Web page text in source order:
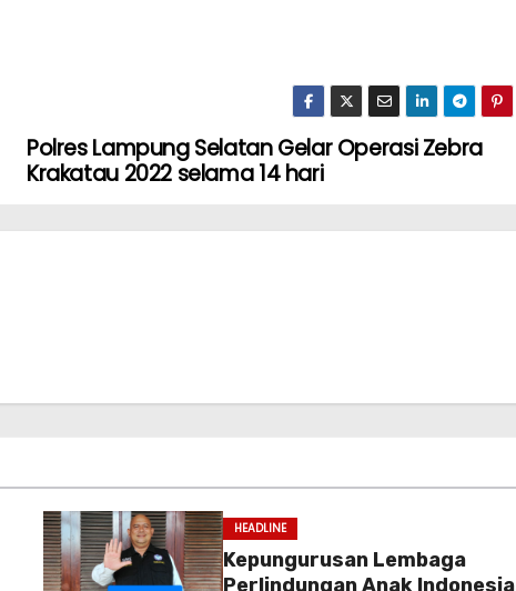
Polres Lampung Selatan Gelar Operasi Zebra
Krakatau 2022 selama 14 hari
HEADLINE
Kepungurusan Lembaga
Perlindungan Anak Indonesia